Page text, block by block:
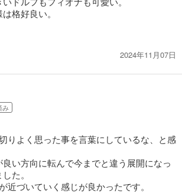
格好良い。
2024年11月07日
み
りよく思った事を言葉にしているな、と感
い方向に転んで今までと違う展開になっ
た。
近づいていく感じが良かったです。